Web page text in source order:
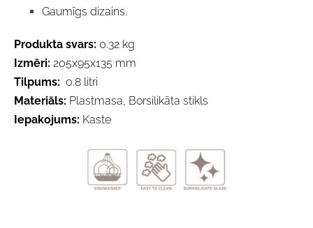
Gaumīgs dizains.
Produkta svars: 0.32 kg
Izmēri: 205x95x135 mm
Tilpums: 0.8 litri
Materiāls: Plastmasa, Borsilikāta stikls
Iepakojums: Kaste